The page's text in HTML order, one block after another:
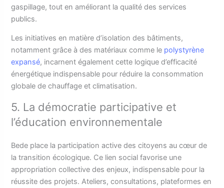
gaspillage, tout en améliorant la qualité des services
publics.
Les initiatives en matière d’isolation des bâtiments,
notamment grâce à des matériaux comme le polystyrène
expansé, incarnent également cette logique d’efficacité
énergétique indispensable pour réduire la consommation
globale de chauffage et climatisation.
5. La démocratie participative et
l’éducation environnementale
Bede place la participation active des citoyens au cœur de
la transition écologique. Ce lien social favorise une
appropriation collective des enjeux, indispensable pour la
réussite des projets. Ateliers, consultations, plateformes en